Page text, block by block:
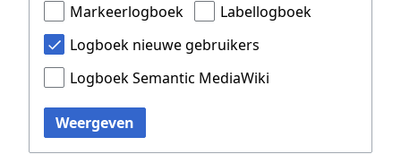
Markeerlogboek
Labellogboek
Logboek nieuwe gebruikers
Logboek Semantic MediaWiki
Weergeven